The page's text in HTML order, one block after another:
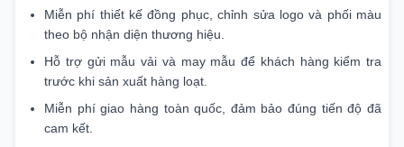
Miễn phí thiết kế đồng phục, chỉnh sửa logo và phối màu
theo bộ nhận diện thương hiệu.
Hỗ trợ gửi mẫu vải và may mẫu để khách hàng kiểm tra
trước khi sản xuất hàng loạt.
Miễn phí giao hàng toàn quốc, đảm bảo đúng tiến độ đã
cam kết.